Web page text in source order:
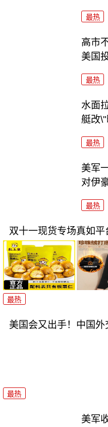
最热
高市
美国
最热
水面
艇改\"
最热
美军
对伊
最热
双十一现货专场真如平
最热
美国会又出手！中国
最热
美军